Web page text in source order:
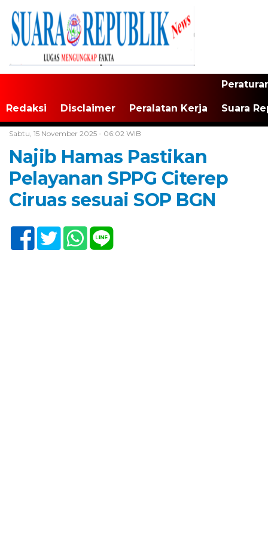
Redaksi Disclaimer Peralatan Kerja Suara
Sabtu, 15 November 2025 - 06:02 WIB
Najib Hamas Pastikan
Pelayanan SPPG Citerep
Ciruas sesuai SOP BGN